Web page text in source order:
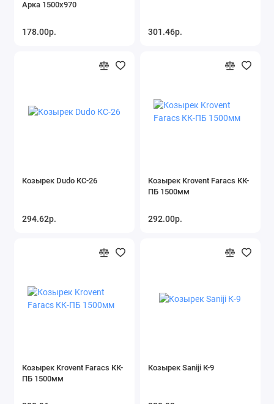
Арка 1500x970
178.00р. 301.46р.
Козырек Dudo КС-26
294.62р.
Козырек Krovent Faracs КК-
ПБ 1500мм
292.00р.
Козырек Krovent Faracs КК-
ПБ 1500мм
Козырек Saniji К-9